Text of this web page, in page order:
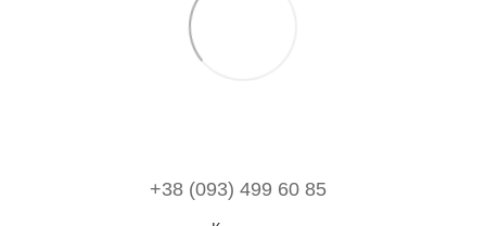
+38 (093) 499 60 85